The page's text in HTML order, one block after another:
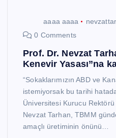
aaaa aaaa
0 Comments
Prof. Dr. Nevzat
Kenevir Yasası”na
“Sokaklarımızın ABD ve
istemiyorsak bu tarihi
Üniversitesi Kurucu
Nevzat Tarhan, TBMM
amaçlı üretiminin önünü…